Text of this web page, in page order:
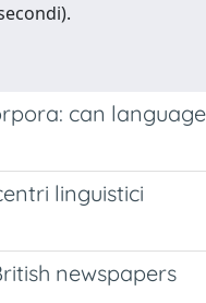
can
linguistici
newspapers